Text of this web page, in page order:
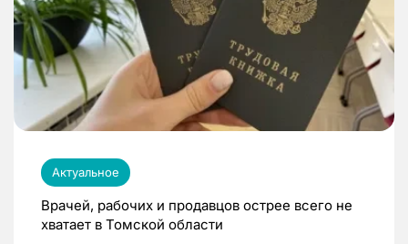
Актуальное
Врачей, рабочих и продавцов острее всего не
хватает в Томской области